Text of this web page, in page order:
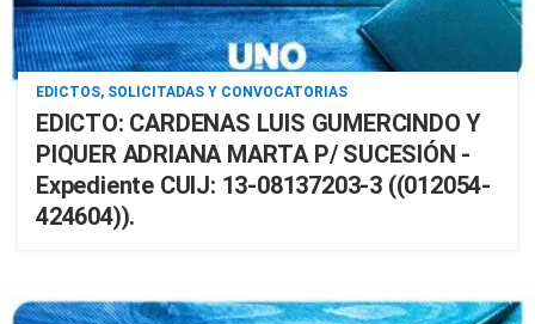
EDICTOS, SOLICITADAS Y CONVOCATORIAS
EDICTO: CARDENAS LUIS GUMERCINDO Y
PIQUER ADRIANA MARTA P/ SUCESIÓN -
Expediente CUIJ: 13-08137203-3 ((012054-
424604)).